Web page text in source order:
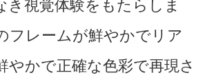
き視覚体験をもたらしま
フレームが鮮やかでリア
やかで正確な色彩で再現さ